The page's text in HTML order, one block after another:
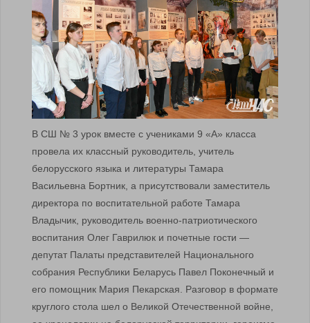
В СШ № 3 урок вместе с учениками 9 «А» класса
провела их классный руководитель, учитель
белорусского языка и литературы Тамара
Васильевна Бортник, а присутствовали заместитель
директора по воспитательной работе Тамара
Владычик, руководитель военно-патриотического
воспитания Олег Гаврилюк и почетные гости —
депутат Палаты представителей Национального
собрания Республики Беларусь Павел Поконечный и
его помощник Мария Пекарская. Разговор в формате
круглого стола шел о Великой Отечественной войне,